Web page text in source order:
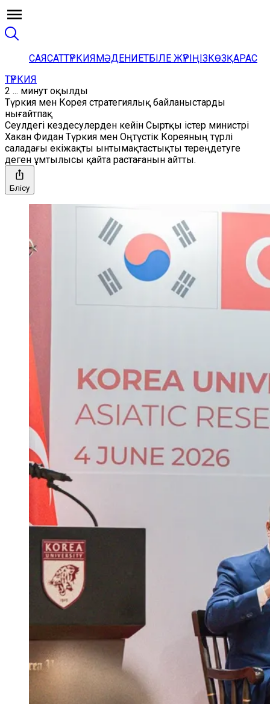
САЯСАТТҮРКИЯМӘДЕНИЕТБІЛЕ ЖҮРІҢІЗКӨЗҚАРАС
ТҮРКИЯ
2 ... минут оқылды
Түркия мен Корея стратегиялық байланыстарды
нығайтпақ
Сеулдегі кездесулерден кейін Сыртқы істер министрі
Хакан Фидан Түркия мен Оңтүстік Кореяның түрлі
саладағы екіжақты ынтымақтастықты тереңдетуге
деген ұмтылысы қайта растағанын айтты.
Бөлісу